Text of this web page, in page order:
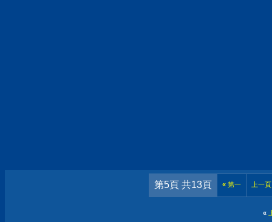
第5頁 共13頁 « 第一 上一頁
«